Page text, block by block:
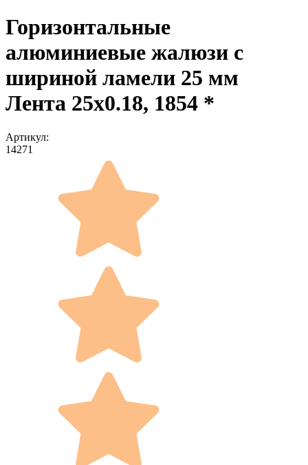
Горизонтальные
алюминиевые жалюзи с
шириной ламели 25 мм
Лента 25x0.18, 1854 *
Артикул:
14271